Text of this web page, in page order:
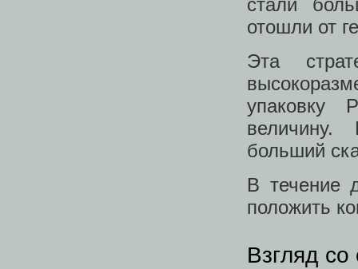
стали
отошли от
Эта
упаковку
больший
В течение
положить
Взгляд